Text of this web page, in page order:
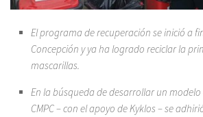
El programa de recuperación se inició a
Concepción y ya ha logrado reciclar la
mascarillas.
En la búsqueda de desarrollar un
CMPC – con el apoyo de Kyklos – se